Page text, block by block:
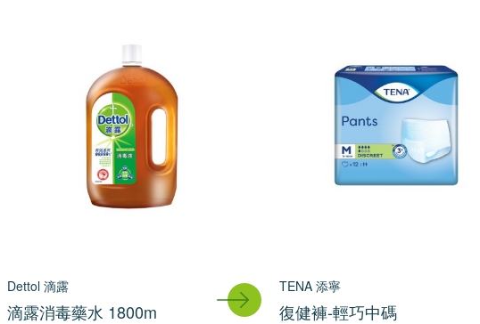
Dettol 滴露
滴露消毒藥水 1800m
TENA 添寧
復健褲-輕巧中碼